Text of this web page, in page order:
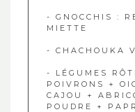
- GNOCCHIS :
MIETTE
- CHACHOUKA
- LÉGUMES
POIVRONS +
CAJOU +
POUDRE +